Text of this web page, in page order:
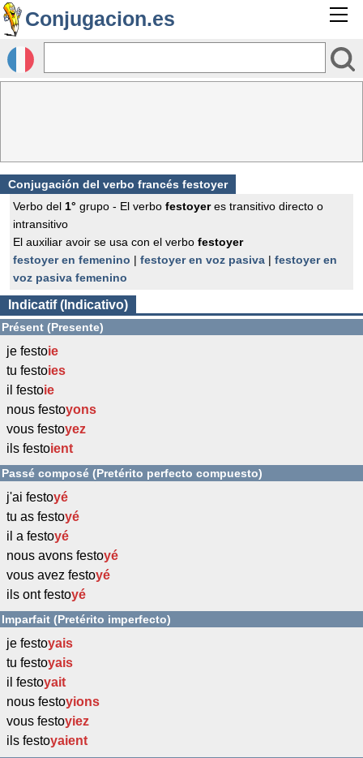
Conjugacion.es
Conjugación del verbo francés festoyer
Verbo del 1° grupo - El verbo festoyeres transitivo directo o
intransitivo
El auxiliar avoir se usa con el verbo festoyer
festoyer en femenino | festoyer en voz pasiva | festoyer en
voz pasiva femenino
Indicatif (Indicativo)
Présent (Presente)
je festoie
tu festoies
il festoie
nous festoyons
vous festoyez
ils festoient
Passé composé (Pretérito perfecto compuesto)
j'ai festoyé
tu as festoyé
il a festoyé
nous avons festoyé
vous avez festoyé
ils ont festoyé
Imparfait (Pretérito imperfecto)
je festoyais
tu festoyais
il festoyait
nous festoyions
vous festoyiez
ils festoyaient